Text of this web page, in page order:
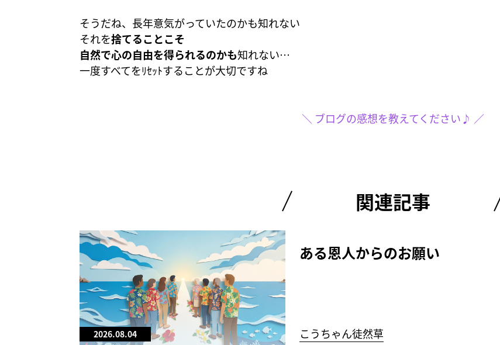
そうだね、長年意気がっていたのかも知れない
それを捨てることこそ
自然で心の自由を得られるのかも知れない…
一度すべてをﾘｾｯﾄすることが大切ですね
＼ ブログの感想を教えてください♪ ／
関連記事
2026.08.04
ある恩人からのお願い
こうちゃん徒然草